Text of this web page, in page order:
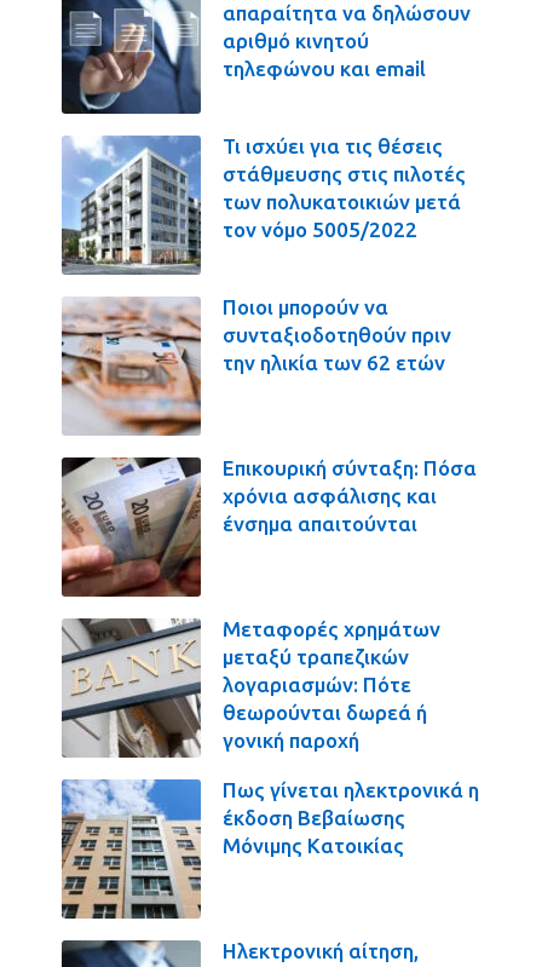
απαραίτητα να δηλώσουν
αριθμό κινητού
τηλεφώνου και email
Τι ισχύει για τις θέσεις
στάθμευσης στις πιλοτές
των πολυκατοικιών μετά
τον νόμο 5005/2022
Ποιοι μπορούν να
συνταξιοδοτηθούν πριν
την ηλικία των 62 ετών
Επικουρική σύνταξη: Πόσα
χρόνια ασφάλισης και
ένσημα απαιτούνται
Μεταφορές χρημάτων
μεταξύ τραπεζικών
λογαριασμών: Πότε
θεωρούνται δωρεά ή
γονική παροχή
Πως γίνεται ηλεκτρονικά η
έκδοση Βεβαίωσης
Μόνιμης Κατοικίας
Ηλεκτρονική αίτηση,